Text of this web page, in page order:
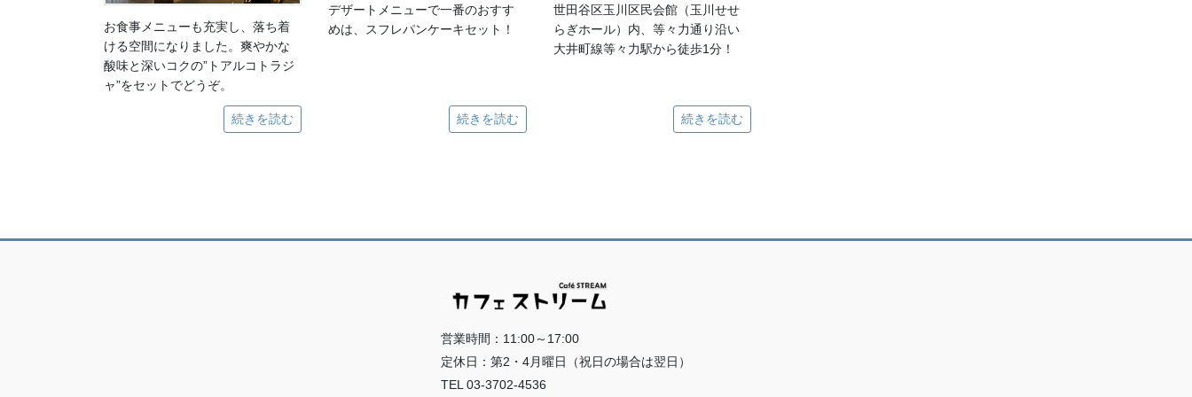
お食事メニューも充実し、落ち着
ける空間になりました。爽やかな
酸味と深いコクの”トアルコトラジ
ャ”をセットでどうぞ。
続きを読む
デザートメニューで一番のおすす
めは、スフレパンケーキセット！
続きを読む
世田谷区玉川区民会館（玉川せせ
らぎホール）内、等々力通り沿い
大井町線等々力駅から徒歩1分！
続きを読む
営業時間：11:00～17:00
定休日：第2・4月曜日（祝日の場合は翌日）
TEL 03-3702-4536